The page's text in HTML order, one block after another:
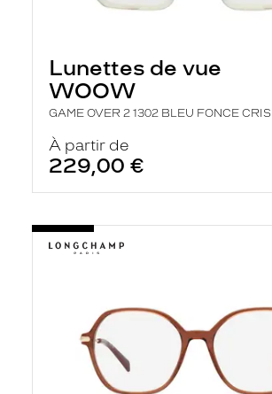
Lunettes de vue
WOOW
GAME OVER 2 1302 BLEU FONCE CRIS
À partir de
229,00 €